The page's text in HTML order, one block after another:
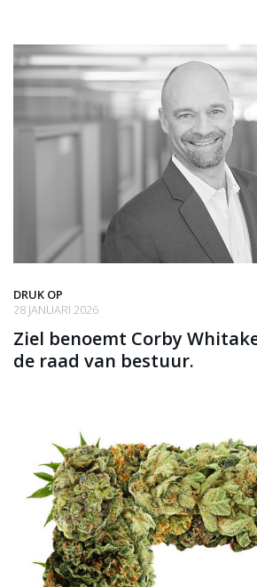
DRUK OP
28 JANUARI 2026
Ziel benoemt Corby
de raad van bestuur.